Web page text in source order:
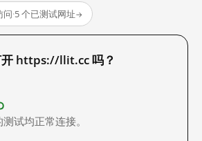
问·5 个已测试网址→
开 https://llit.cc 吗？
试均正常连接。